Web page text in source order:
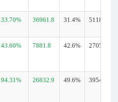
36961.8 31.4% 5118
7881.8 42.6% 2705
26832.9 49.6% 3954